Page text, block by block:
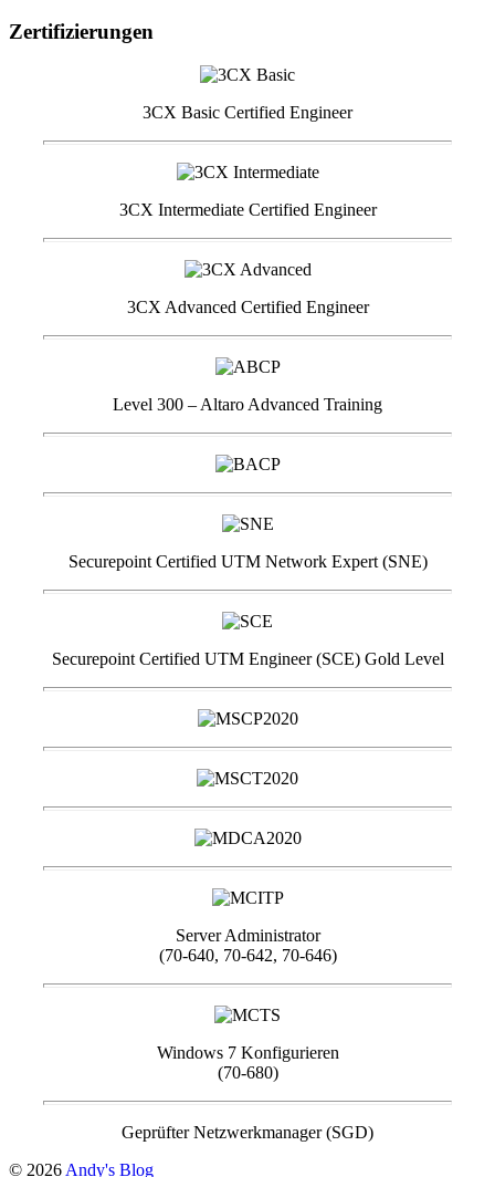
Zertifizierungen
3CX Basic Certified Engineer
3CX Intermediate Certified Engineer
3CX Advanced Certified Engineer
Level 300 – Altaro Advanced Training
Securepoint Certified UTM Network Expert (SNE)
Securepoint Certified UTM Engineer (SCE) Gold Level
Server Administrator
(70-640, 70-642, 70-646)
Windows 7 Konfigurieren
(70-680)
Geprüfter Netzwerkmanager (SGD)
© 2026 Andy's Blog